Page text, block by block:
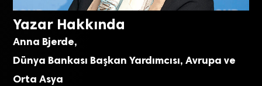
Yazar Hakkında
Anna Bjerde,
Dünya Bankası Başkan Yardımcısı, Avrupa ve
Orta Asya